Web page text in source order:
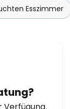
Esszimmer